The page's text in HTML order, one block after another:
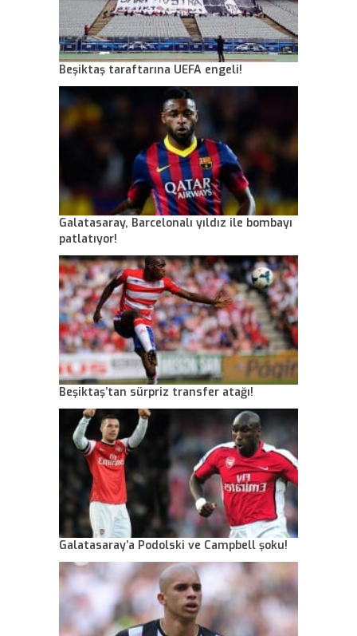
Beşiktaş taraftarına UEFA engeli!
Galatasaray, Barcelonalı yıldız ile bombayı
patlatıyor!
Beşiktaş’tan sürpriz transfer atağı!
Galatasaray’a Podolski ve Campbell şoku!